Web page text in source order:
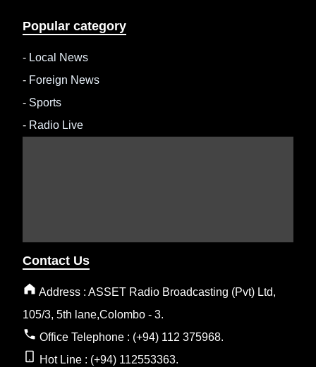
Popular category
- Local News
- Foreign News
- Sports
- Radio Live
Contact Us
Address : ASSET Radio Broadcasting (Pvt) Ltd,
105/3, 5th lane,Colombo - 3.
Office Telephone : (+94) 112 375968.
Hot Line : (+94) 112553363.